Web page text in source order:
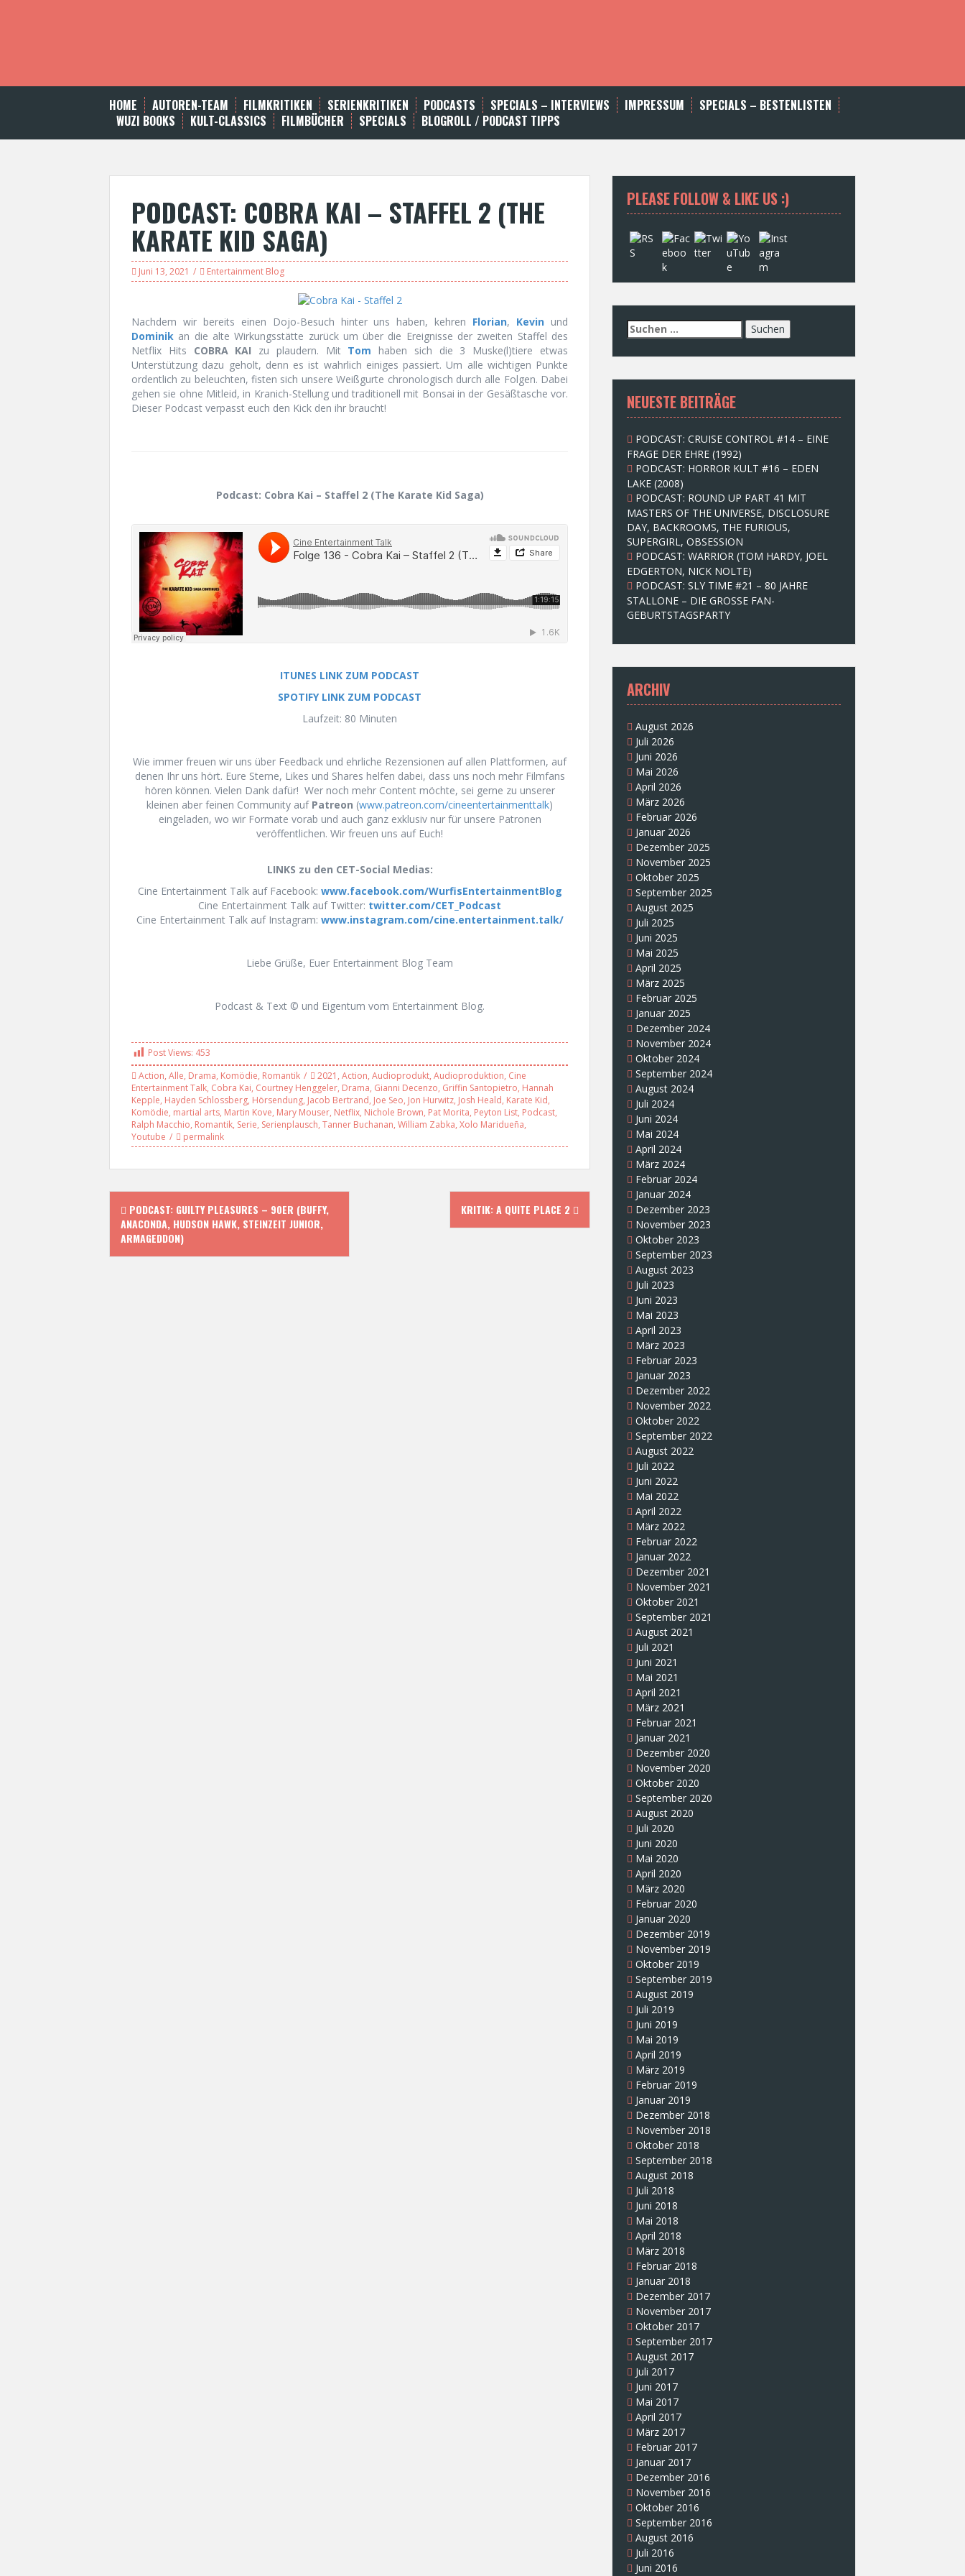
t
HOME AUTOREN-TEAM FILMKRITIKEN SERIENKRITIKEN PODCASTS SPECIALS – INTERVIEWS IMPRESSUM
SPECIALS – BESTENLISTEN
WUZI BOOKS
KULT-CLASSICS FILMBÜCHER SPECIALS BLOGROLL / PODCAST TIPPS
PODCAST: COBRA KAI – STAFFEL 2 (THE
KARATE KID SAGA)
Juni 13, 2021 Entertainment Blog
Nachdem wir bereits einen Dojo-Besuch hinter uns haben, kehren Florian, Kevin und
Dominik an die alte Wirkungsstätte zurück um über die Ereignisse der zweiten Staffel des
Netflix Hits COBRA KAI zu plaudern. Mit Tom haben sich die 3 Muske(l)tiere etwas
Unterstützung dazu geholt, denn es ist wahrlich einiges passiert. Um alle wichtigen Punkte
ordentlich zu beleuchten, fisten sich unsere Weißgurte chronologisch durch alle Folgen. Dabei
gehen sie ohne Mitleid, in Kranich-Stellung und traditionell mit Bonsai in der Gesäßtasche vor.
Dieser Podcast verpasst euch den Kick den ihr braucht!
Podcast: Cobra Kai – Staffel 2 (The Karate Kid Saga)
ITUNES LINK ZUM PODCAST
SPOTIFY LINK ZUM PODCAST
Laufzeit: 80 Minuten
Wie immer freuen wir uns über Feedback und ehrliche Rezensionen auf allen Plattformen, auf
denen Ihr uns hört. Eure Sterne, Likes und Shares helfen dabei, dass uns noch mehr Filmfans
hören können. Vielen Dank dafür! Wer noch mehr Content möchte, sei gerne zu unserer
kleinen aber feinen Community auf Patreon (www.patreon.com/cineentertainmenttalk)
eingeladen, wo wir Formate vorab und auch ganz exklusiv nur für unsere Patronen
veröffentlichen. Wir freuen uns auf Euch!
LINKS zu den CET-Social Medias:
Cine Entertainment Talk auf Facebook: www.facebook.com/WurfisEntertainmentBlog
Cine Entertainment Talk auf Twitter: twitter.com/CET_Podcast
Cine Entertainment Talk auf Instagram: www.instagram.com/cine.entertainment.talk/
Liebe Grüße, Euer Entertainment Blog Team
Podcast & Text © und Eigentum vom Entertainment Blog.
Post Views: 453
Action, Alle, Drama, Komödie, Romantik 2021 , Action, Audioprodukt, Audioproduktion, Cine
Entertainment Talk, Cobra Kai, Courtney Henggeler, Drama, Gianni Decenzo, Griffin Santopietro, Hannah
Kepple, Hayden Schlossberg, Hörsendung, Jacob Bertrand, Joe Seo, Jon Hurwitz, Josh Heald, Karate Kid,
Komödie, martial arts, Martin Kove, Mary Mouser, Netflix, Nichole Brown, Pat Morita, Peyton List, Podcast,
Ralph Macchio, Romantik, Serie, Serienplausch, Tanner Buchanan, William Zabka, Xolo Maridueña,
Youtube
permalink
P
o
PODCAST: GUILTY PLEASURES – 90ER (BUFFY,
ANACONDA, HUDSON HAWK, STEINZEIT JUNIOR,
ARMAGEDDON)
KRITIK: A QUITE PLACE 2
PLEASE FOLLOW & LIKE US :)
S
u
c
e
n
n
c
h
:
NEUESTE BEITRÄGE
PODCAST: CRUISE CONTROL #14 – EINE
FRAGE DER EHRE (1992)
PODCAST: HORROR KULT #16 – EDEN
LAKE (2008)
PODCAST: ROUND UP PART 41 MIT
MASTERS OF THE UNIVERSE, DISCLOSURE
DAY, BACKROOMS, THE FURIOUS,
SUPERGIRL, OBSESSION
PODCAST: WARRIOR (TOM HARDY, JOEL
EDGERTON, NICK NOLTE)
PODCAST: SLY TIME #21 – 80 JAHRE
STALLONE – DIE GROSSE FAN-
GEBURTSTAGSPARTY
ARCHIV
August 2026
Juli 2026
Juni 2026
Mai 2026
April 2026
März 2026
Februar 2026
Januar 2026
Dezember 2025
November 2025
Oktober 2025
September 2025
August 2025
Juli 2025
Juni 2025
Mai 2025
April 2025
März 2025
Februar 2025
Januar 2025
Dezember 2024
November 2024
Oktober 2024
September 2024
August 2024
Juli 2024
Juni 2024
Mai 2024
April 2024
März 2024
Februar 2024
Januar 2024
Dezember 2023
November 2023
Oktober 2023
September 2023
August 2023
Juli 2023
Juni 2023
Mai 2023
April 2023
März 2023
Februar 2023
Januar 2023
Dezember 2022
November 2022
Oktober 2022
September 2022
August 2022
Juli 2022
Juni 2022
Mai 2022
April 2022
März 2022
Februar 2022
Januar 2022
Dezember 2021
November 2021
Oktober 2021
September 2021
August 2021
Juli 2021
Juni 2021
Mai 2021
April 2021
März 2021
Februar 2021
Januar 2021
Dezember 2020
November 2020
Oktober 2020
September 2020
August 2020
Juli 2020
Juni 2020
Mai 2020
April 2020
März 2020
Februar 2020
Januar 2020
Dezember 2019
November 2019
Oktober 2019
September 2019
August 2019
Juli 2019
Juni 2019
Mai 2019
April 2019
März 2019
Februar 2019
Januar 2019
Dezember 2018
November 2018
Oktober 2018
September 2018
August 2018
Juli 2018
Juni 2018
Mai 2018
April 2018
März 2018
Februar 2018
Januar 2018
Dezember 2017
November 2017
Oktober 2017
September 2017
August 2017
Juli 2017
Juni 2017
Mai 2017
April 2017
März 2017
Februar 2017
Januar 2017
Dezember 2016
November 2016
Oktober 2016
September 2016
August 2016
Juli 2016
Juni 2016